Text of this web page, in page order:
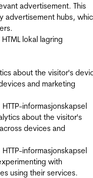
advertisement. This
advertisement hubs,
HTML lokal lagring
about the visitor's
and marketing
HTTP-informasjonskapsel
about the visitor's
devices and
HTTP-informasjonskapsel
with
using their services.